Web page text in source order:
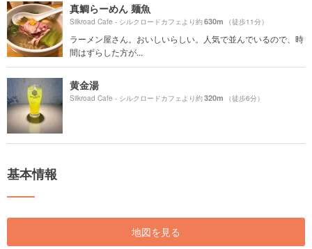
真鯛らーめん 麺魚
Silkroad Cafe - シルクロードカフェより約630m （徒歩11分）
ラーメン屋さん。おいしいらしい。人気で並んでいるので、時
間はずらした方が...
黄金湯
Silkroad Cafe - シルクロードカフェより約320m （徒歩6分）
基本情報
地図を見る